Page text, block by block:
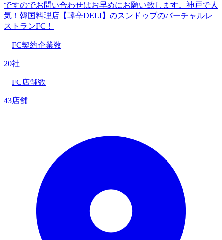
ですのでお問い合わせはお早めにお願い致します。神戸で人
気！韓国料理店【韓辛DELI】のスンドゥブのバーチャルレ
ストランFC！
FC契約企業数
20社
FC店舗数
43店舗